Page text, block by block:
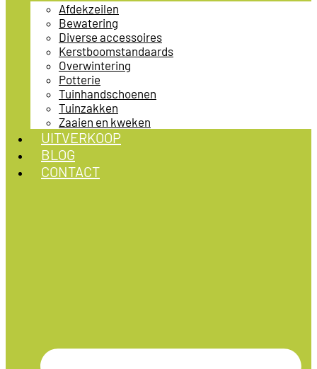
Afdekzeilen
Bewatering
Diverse accessoires
Kerstboomstandaards
Overwintering
Potterie
Tuinhandschoenen
Tuinzakken
Zaaien en kweken
UITVERKOOP
BLOG
CONTACT